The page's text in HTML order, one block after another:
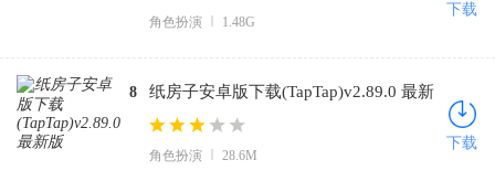
角色扮演 1.48G
下载
8
纸房子安卓版下载(TapTap)v2.89.0 最新
版
角色扮演 28.6M
下载